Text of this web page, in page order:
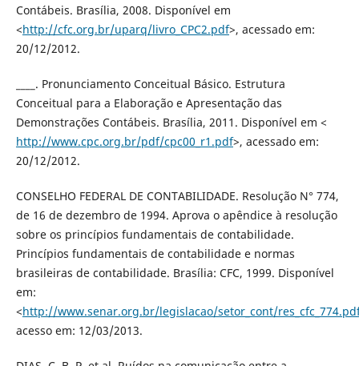
Contábeis. Brasília, 2008. Disponível em
<http://cfc.org.br/uparq/livro_CPC2.pdf>, acessado em:
20/12/2012.
____. Pronunciamento Conceitual Básico. Estrutura
Conceitual para a Elaboração e Apresentação das
Demonstrações Contábeis. Brasília, 2011. Disponível em <
http://www.cpc.org.br/pdf/cpc00_r1.pdf>, acessado em:
20/12/2012.
CONSELHO FEDERAL DE CONTABILIDADE. Resolução N° 774,
de 16 de dezembro de 1994. Aprova o apêndice à resolução
sobre os princípios fundamentais de contabilidade.
Princípios fundamentais de contabilidade e normas
brasileiras de contabilidade. Brasília: CFC, 1999. Disponível
em:
<http://www.senar.org.br/legislacao/setor_cont/
acesso em: 12/03/2013.